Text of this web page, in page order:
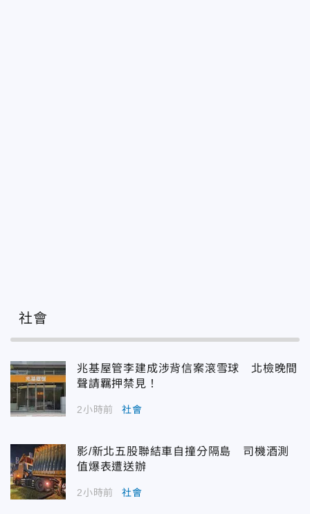
社會
兆基屋管李建成涉背信案滾雪球 北檢晚間
聲請羈押禁見！
2小時前 社會
影/新北五股聯結車自撞分隔島 司機酒測
值爆表遭送辦
2小時前 社會